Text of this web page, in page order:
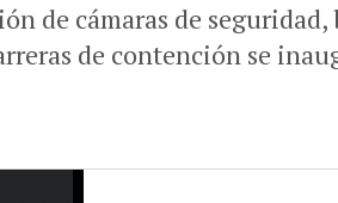
de cámaras de seguridad,
de contención se